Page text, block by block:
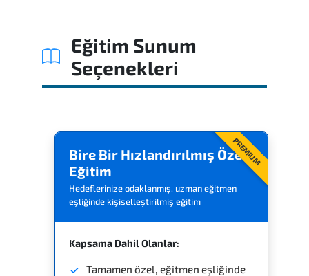
Sınav & SertifikaEğitim Sunum
Seçenekleri
PREMIUM
Bire Bir Hızlandırılmış Özel
Eğitim
Hedeflerinize odaklanmış, uzman eğitmen
eşliğinde kişiselleştirilmiş eğitim
Kapsama Dahil Olanlar:
Tamamen özel, eğitmen eşliğinde